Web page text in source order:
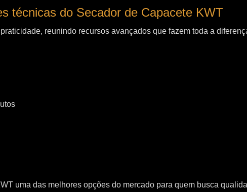
técnicas do Secador de Capacete KWT
reunindo recursos avançados que fazem toda a
uma das melhores opções do mercado para quem busca